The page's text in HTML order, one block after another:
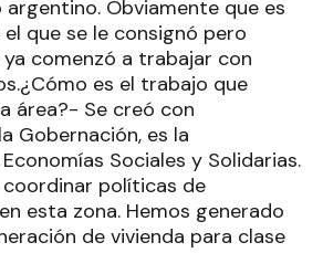
Obviamente que es
que se le consignó pero
comenzó a trabajar con
es el trabajo que
área?- Se creó con
Gobernación, es la
Sociales y Solidarias.
políticas de
esta zona. Hemos generado
de vivienda para clase